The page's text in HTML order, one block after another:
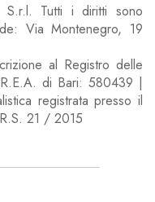
Tutti i diritti sono
Via Montenegro, 19
al Registro delle
di Bari: 580439 |
registrata presso il
21 / 2015